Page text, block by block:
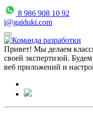
8 986 908 10 92
i@gaiduki.com
Привет! Мы делаем
своей экспертизой.
веб приложений и